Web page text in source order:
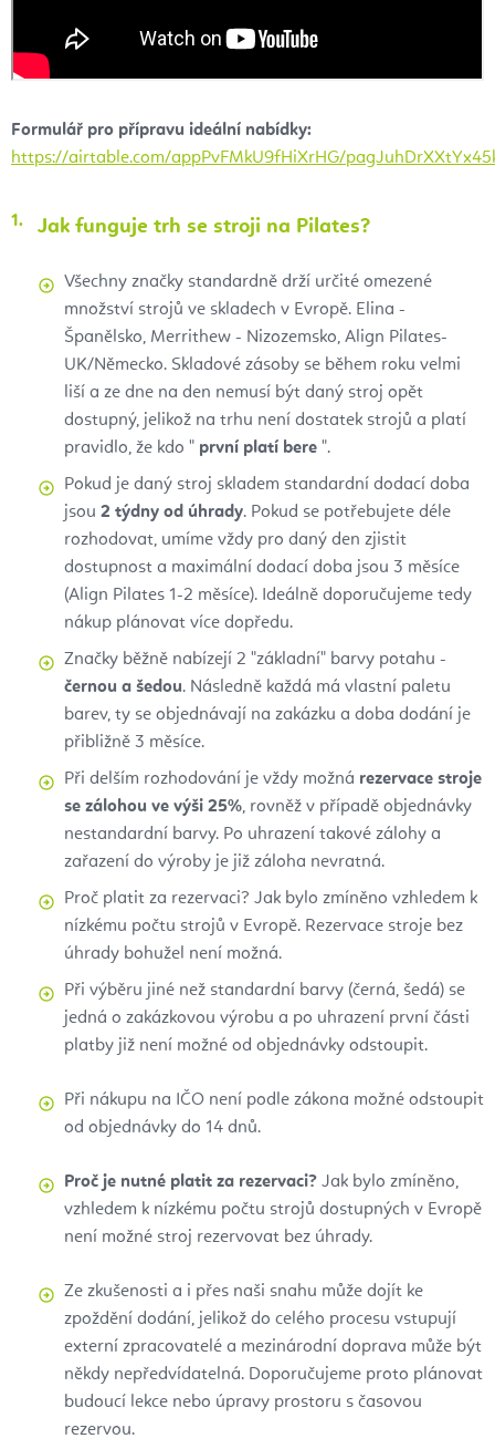
Formulář pro přípravu ideální nabídky:
https://airtable.com/appPvFMkU9fHiXrHG/
Jak funguje trh se stroji na Pilates?
Všechny značky standardně drží určité omezené
množství strojů ve skladech v Evropě. Elina -
Španělsko, Merrithew - Nizozemsko, Align Pilates-
UK/Německo. Skladové zásoby se během roku velmi
liší a ze dne na den nemusí být daný stroj opět
dostupný, jelikož na trhu není dostatek strojů a platí
pravidlo, že kdo " první platí bere ".
Pokud je daný stroj skladem standardní dodací doba
jsou 2 týdny od úhrady. Pokud se potřebujete déle
rozhodovat, umíme vždy pro daný den zjistit
dostupnost a maximální dodací doba jsou 3 měsíce
(Align Pilates 1-2 měsíce). Ideálně doporučujeme tedy
nákup plánovat více dopředu.
Značky běžně nabízejí 2 "základní" barvy potahu -
černou a šedou. Následně každá má vlastní paletu
barev, ty se objednávají na zakázku a doba dodání je
přibližně 3 měsíce.
Při delším rozhodování je vždy možná rezervace stroje
se zálohou ve výši 25%, rovněž v případě objednávky
nestandardní barvy. Po uhrazení takové zálohy a
zařazení do výroby je již záloha nevratná.
Proč platit za rezervaci? Jak bylo zmíněno vzhledem k
nízkému počtu strojů v Evropě. Rezervace stroje bez
úhrady bohužel není možná.
Při výběru jiné než standardní barvy (černá, šedá) se
jedná o zakázkovou výrobu a po uhrazení první části
platby již není možné od objednávky odstoupit.
Při nákupu na IČO není podle zákona možné odstoupit
od objednávky do 14 dnů.
Proč je nutné platit za rezervaci? Jak bylo zmíněno,
vzhledem k nízkému počtu strojů dostupných v Evropě
není možné stroj rezervovat bez úhrady.
Ze zkušenosti a i přes naši snahu může dojít ke
zpoždění dodání, jelikož do celého procesu vstupují
externí zpracovatelé a mezinárodní doprava může být
někdy nepředvídatelná. Doporučujeme proto plánovat
budoucí lekce nebo úpravy prostoru s časovou
rezervou.